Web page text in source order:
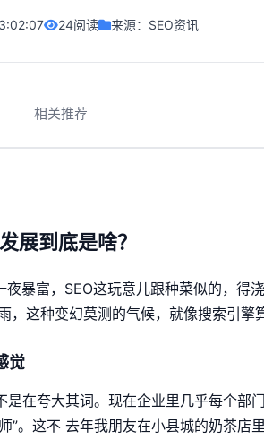
24阅读 来源： SEO资讯
相关推荐
展到底是啥？
暴富，SEO这玩意儿跟种菜似的，得
，这种变幻莫测的气候，就像搜索引擎
觉
是在夸大其词。现在企业里几乎每个部
”。这不 去年我朋友在小县城的奶茶